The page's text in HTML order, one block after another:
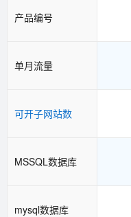
产品编号
单月流量
可开子网站数
MSSQL数据库
mysql数据库